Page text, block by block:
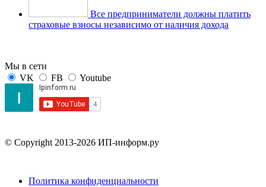
Все предприниматели должны платить
страховые взносы независимо от наличия дохода
Мы в сети
VK
FB Youtube
© Copyright 2013-2026 ИП-информ.ру
Политика конфиденциальности